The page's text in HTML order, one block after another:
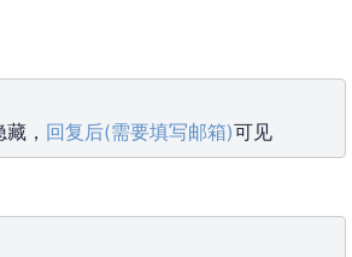
， 回复后(需要填写邮箱)可见